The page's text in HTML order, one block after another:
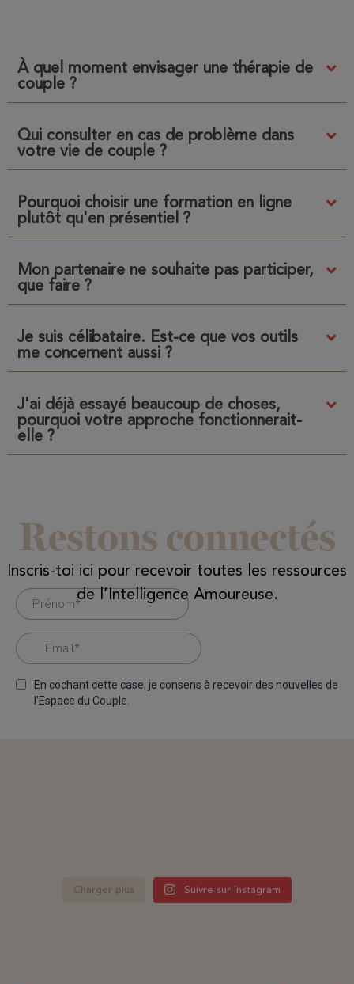
À quel moment envisager une thérapie de
couple ?
Qui consulter en cas de problème dans
votre vie de couple ?
Pourquoi choisir une formation en ligne
plutôt qu'en présentiel ?
Mon partenaire ne souhaite pas participer,
que faire ?
Je suis célibataire. Est-ce que vos outils
me concernent aussi ?
J'ai déjà essayé beaucoup de choses,
pourquoi votre approche fonctionnerait-
elle ?
Restons connectés
Inscris-toi ici pour recevoir toutes les ressources
de l’Intelligence Amoureuse.
Charger plus Suivre sur Instagram